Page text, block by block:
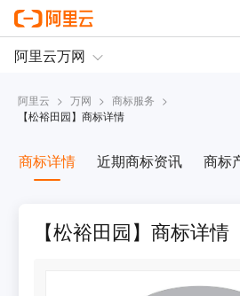
阿里云 > 万网 > 商标服务 >
【松裕田园】商标详情
商标详情 近期商标资讯 商标
【松裕田园】商标详情